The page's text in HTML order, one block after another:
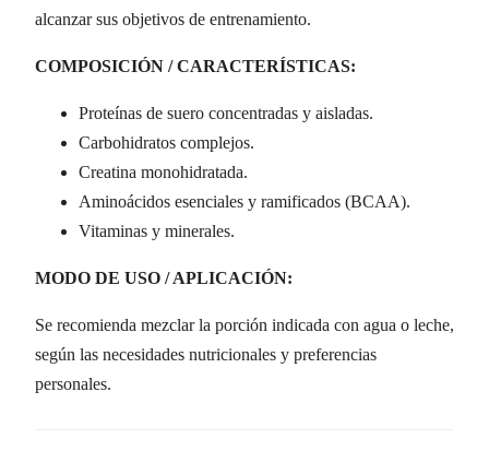
alcanzar sus objetivos de entrenamiento.
COMPOSICIÓN / CARACTERÍSTICAS:
Proteínas de suero concentradas y aisladas.
Carbohidratos complejos.
Creatina monohidratada.
Aminoácidos esenciales y ramificados (BCAA).
Vitaminas y minerales.
MODO DE USO / APLICACIÓN:
Se recomienda mezclar la porción indicada con agua o leche,
según las necesidades nutricionales y preferencias
personales.